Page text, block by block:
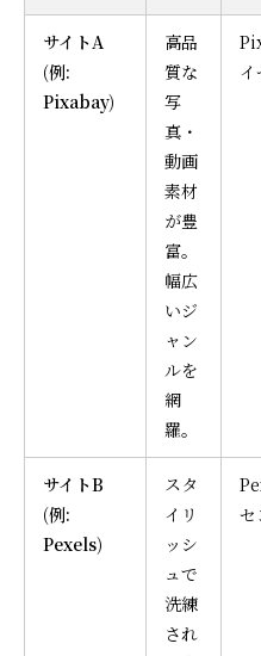
サイトA
(例:
Pixabay)
高品
質な
写
真・
動画
素材
が豊
富。
幅広
いジ
ャン
ルを
網
羅。
イ
サイトB
(例:
Pexels)
スタ
イリ
ッシ
ュで
洗練
され
セ